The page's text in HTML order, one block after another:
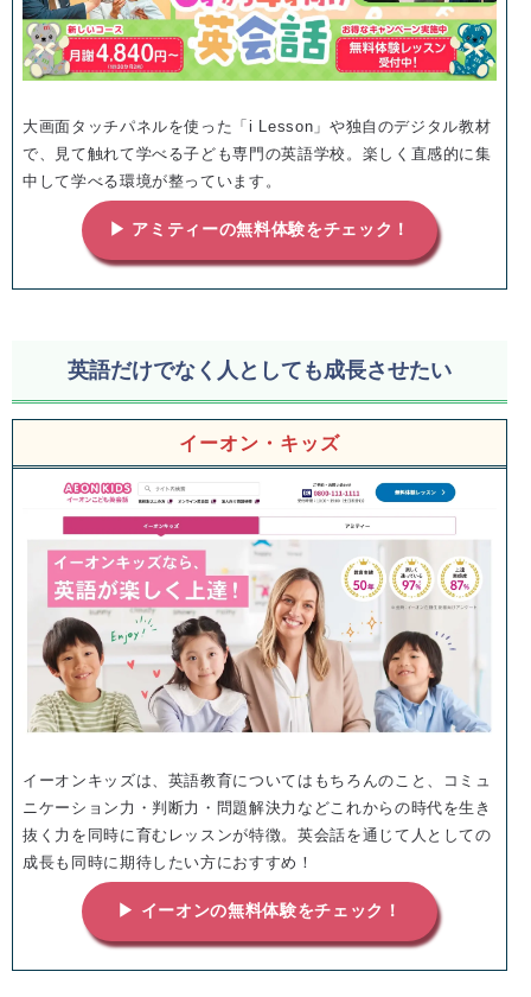
大画面タッチパネルを使った「i Lesson」や独自のデジタル教材
で、見て触れて学べる子ども専門の英語学校。楽しく直感的に集
中して学べる環境が整っています。
▶ アミティーの無料体験をチェック！
英語だけでなく人としても成長させたい
イーオン・キッズ
イーオンキッズは、英語教育についてはもちろんのこと、コミュ
ニケーション力・判断力・問題解決力などこれからの時代を生き
抜く力を同時に育むレッスンが特徴。英会話を通じて人としての
成長も同時に期待したい方におすすめ！
▶ イーオンの無料体験をチェック！